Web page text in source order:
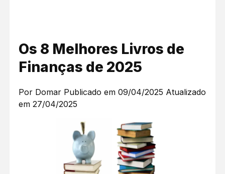
Os 8 Melhores Livros de
Finanças de 2025
Por Domar Publicado em 09/04/2025 Atualizado
em 27/04/2025